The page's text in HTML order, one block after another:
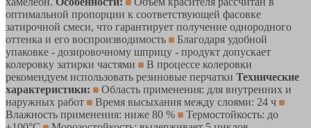
оптимальной пропорции к соответствующей фасовке
затирочной смеси, что гарантирует получение однородного
оттенка и его воспроизводимость
Благодаря удобной
упаковке - дозировочному шприцу - продукт допускает
колеровку затирки частями
В процессе колеровки
рекомендуем использовать резиновые перчатки Технические
характеристики:
Область применения: для внутренних и
наружных работ
Время высыхания между слоями: 24 ч
Влажность применения: ниже 80 %
Термостойкость: до